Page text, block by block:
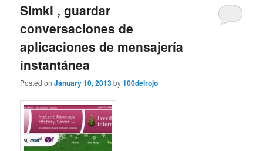
Simkl , guardar
conversaciones de
aplicaciones de mensajería
instantánea
Posted onJanuary 10, 2013by100delrojo